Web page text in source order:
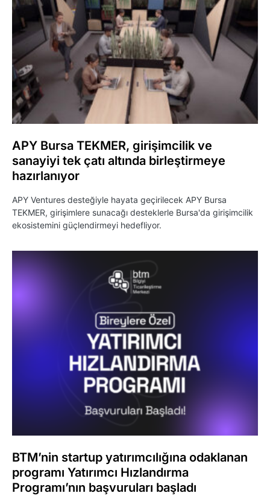
APY Bursa TEKMER, girişimcilik ve
sanayiyi tek çatı altında birleştirmeye
hazırlanıyor
APY Ventures desteğiyle hayata geçirilecek APY Bursa
TEKMER, girişimlere sunacağı desteklerle Bursa'da girişimcilik
ekosistemini güçlendirmeyi hedefliyor.
BTM’nin startup yatırımcılığına odaklanan
programı Yatırımcı Hızlandırma
Programı’nın başvuruları başladı